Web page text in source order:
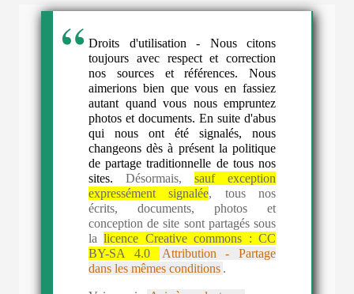
Droits d'utilisation - Nous citons
toujours avec respect et correction
nos sources et références. Nous
aimerions bien que vous en fassiez
autant quand vous nous empruntez
photos et documents. En suite d'abus
qui nous ont été signalés, nous
changeons dès à présent la politique
de partage traditionnelle de tous nos
sites. Désormais, sauf exception
expressément signalée, tous nos
écrits, documents, photos et
conception de site sont partagés sous
lalicence Creative commons :CC
BY-SA 4.0
Attribution - Partage
dans les mêmes conditions .